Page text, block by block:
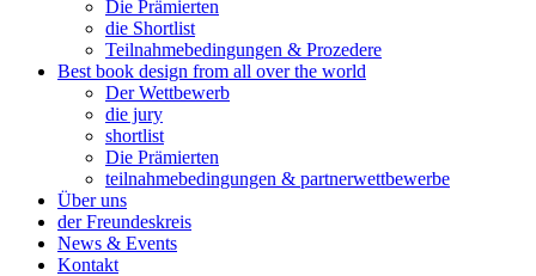
Die Prämierten
die Shortlist
Teilnahmebedingungen & Prozedere
Best book design from all over the world
Der Wettbewerb
die jury
shortlist
Die Prämierten
teilnahmebedingungen & partnerwettbewerbe
Über uns
der Freundeskreis
News & Events
Kontakt